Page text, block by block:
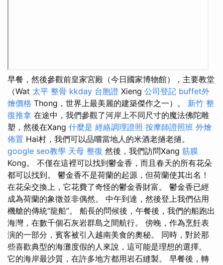
早餐，然後參觀前皇家宮殿（今日國家博物館），主要教堂
（Wat 太平 整骨 kkday 台胞證 Xieng 公司登記 buffet外
燴價格 Thong，世界上最美麗的建築傑作之一）。 新竹 整
復推拿 在途中，我們參觀了河岸上不同尺寸的魔法佛陀雕
塑，然後在Xang 什麼是 經絡調理證照 按摩師證照班 外燴
佈置 Hai村，我們可以品嚐當地人的米酒老撾老撾。
google seo教學 天母 整復 然後，我們訪問Xang 筋膜
Kong。 不僅在這裡可以找到鬱金香，而且春天的所有花朵
都可以找到。 鬱金香不是荷蘭的起源，但荷蘭使其出名！
在花朵交換上，它花費了奇怪的鬱金香財富。 鬱金香已經
成為荷蘭的象徵並非偶然。 中午到達，然後登上我們佔用
機艙的傳統“龍船”。 船長的問候後，午餐後，我們的船跑出
海灣，在數千個石灰岩群島之間航行。 傍晚，作為烹飪表
演的一部分，賓客被引入越南美食的奧秘。 同時，對於那
些喜歡典型的海灘度假的人來說，這可能是理想的選擇。
它的海岸最沙質，在許多地方都用岩石縫製。 早餐後，轉